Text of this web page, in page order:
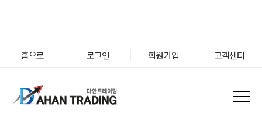
홈으로 로그인 회원가입 고객센터